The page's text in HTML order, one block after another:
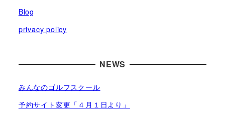
Blog
privacy policy
NEWS
みんなのゴルフスクール
予約サイト変更「４月１日より」